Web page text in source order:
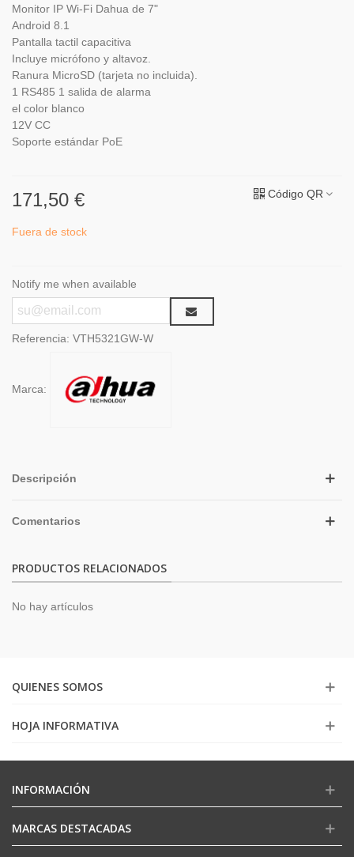
Monitor IP Wi-Fi Dahua de 7"
Android 8.1
Pantalla tactil capacitiva
Incluye micrófono y altavoz.
Ranura MicroSD (tarjeta no incluida).
1 RS485 1 salida de alarma
el color blanco
12V CC
Soporte estándar PoE
171,50 € Código QR
Fuera de stock
Notify me when available
Referencia: VTH5321GW-W
Marca:
Descripción
Comentarios
PRODUCTOS RELACIONADOS
No hay artículos
QUIENES SOMOS
HOJA INFORMATIVA
INFORMACIÓN
MARCAS DESTACADAS